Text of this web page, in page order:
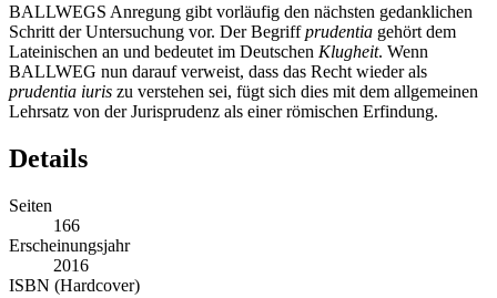
BALLWEGS Anregung gibt vorläufig den nächsten gedanklichen
Schritt der Untersuchung vor. Der Begriffprudentia gehört dem
Lateinischen an und bedeutet im Deutschen Klugheit. Wenn
BALLWEG nun darauf verweist, dass das Recht wieder als
prudentia iuris zu verstehen sei, fügt sich dies mit dem allgemeinen
Lehrsatz von der Jurisprudenz als einer römischen Erfindung.
Details
Seiten
166
Erscheinungsjahr
2016
ISBN (Hardcover)